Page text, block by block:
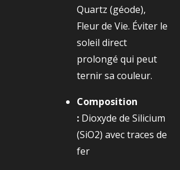
Quartz (géode),
Fleur de Vie. Éviter le
soleil direct
prolongé qui peut
ternir sa couleur.
Composition
: Dioxyde de Silicium
(SiO2​) avec traces de
fer